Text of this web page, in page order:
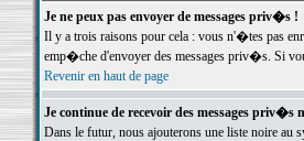
Je ne peux pas envoyer de messages priv�s !
Il y a trois raisons pour cela : vous n'�tes pas
emp�che d'envoyer des messages priv�s. Si
Revenir en haut de page
Je continue de recevoir des messages
Dans le futur, nous ajouterons une liste noire